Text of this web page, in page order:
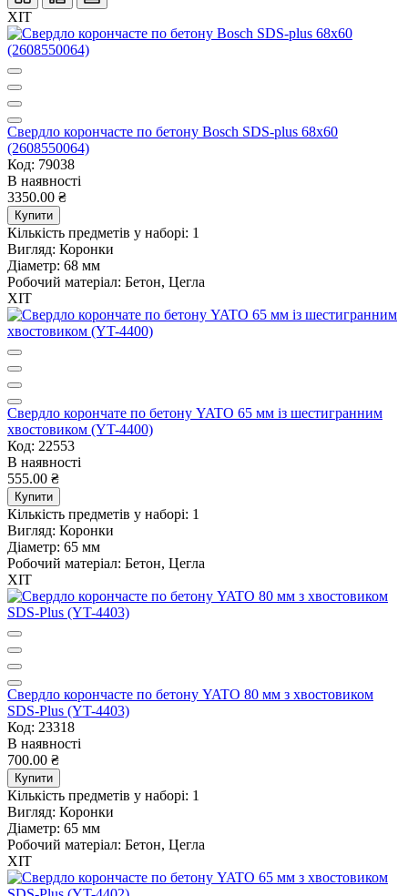
ХІТ
Свердло корончасте по бетону Bosch SDS-plus 68x60
(2608550064)
Код: 79038
В наявності
3350.00 ₴
Купити
Кількість предметів у наборі: 1
Вигляд: Коронки
Діаметр: 68 мм
Робочий матеріал: Бетон, Цегла
ХІТ
Свердло корончате по бетону YATO 65 мм із шестигранним
хвостовиком (YT-4400)
Код: 22553
В наявності
555.00 ₴
Купити
Кількість предметів у наборі: 1
Вигляд: Коронки
Діаметр: 65 мм
Робочий матеріал: Бетон, Цегла
ХІТ
Свердло корончасте по бетону YATO 80 мм з хвостовиком
SDS-Plus (YT-4403)
Код: 23318
В наявності
700.00 ₴
Купити
Кількість предметів у наборі: 1
Вигляд: Коронки
Діаметр: 65 мм
Робочий матеріал: Бетон, Цегла
ХІТ